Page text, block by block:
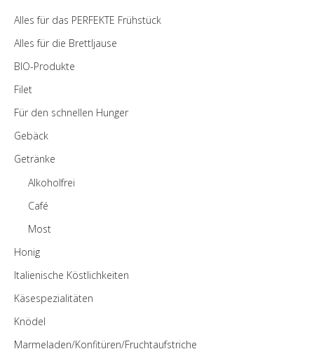
Alles für das PERFEKTE Frühstück
Alles für die Brettljause
BIO-Produkte
Filet
Für den schnellen Hunger
Gebäck
Getränke
Alkoholfrei
Café
Most
Honig
Italienische Köstlichkeiten
Käsespezialitäten
Knödel
Marmeladen/Konfitüren/Fruchtaufstriche